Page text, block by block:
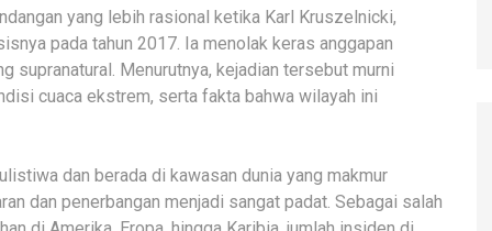
yang lebih rasional ketika Karl Kruszelnicki,
pada tahun 2017. Ia menolak keras anggapan
supranatural. Menurutnya, kejadian tersebut murni
cuaca ekstrem, serta fakta bahwa wilayah ini
dan berada di kawasan dunia yang makmur
dan penerbangan menjadi sangat padat. Sebagai salah